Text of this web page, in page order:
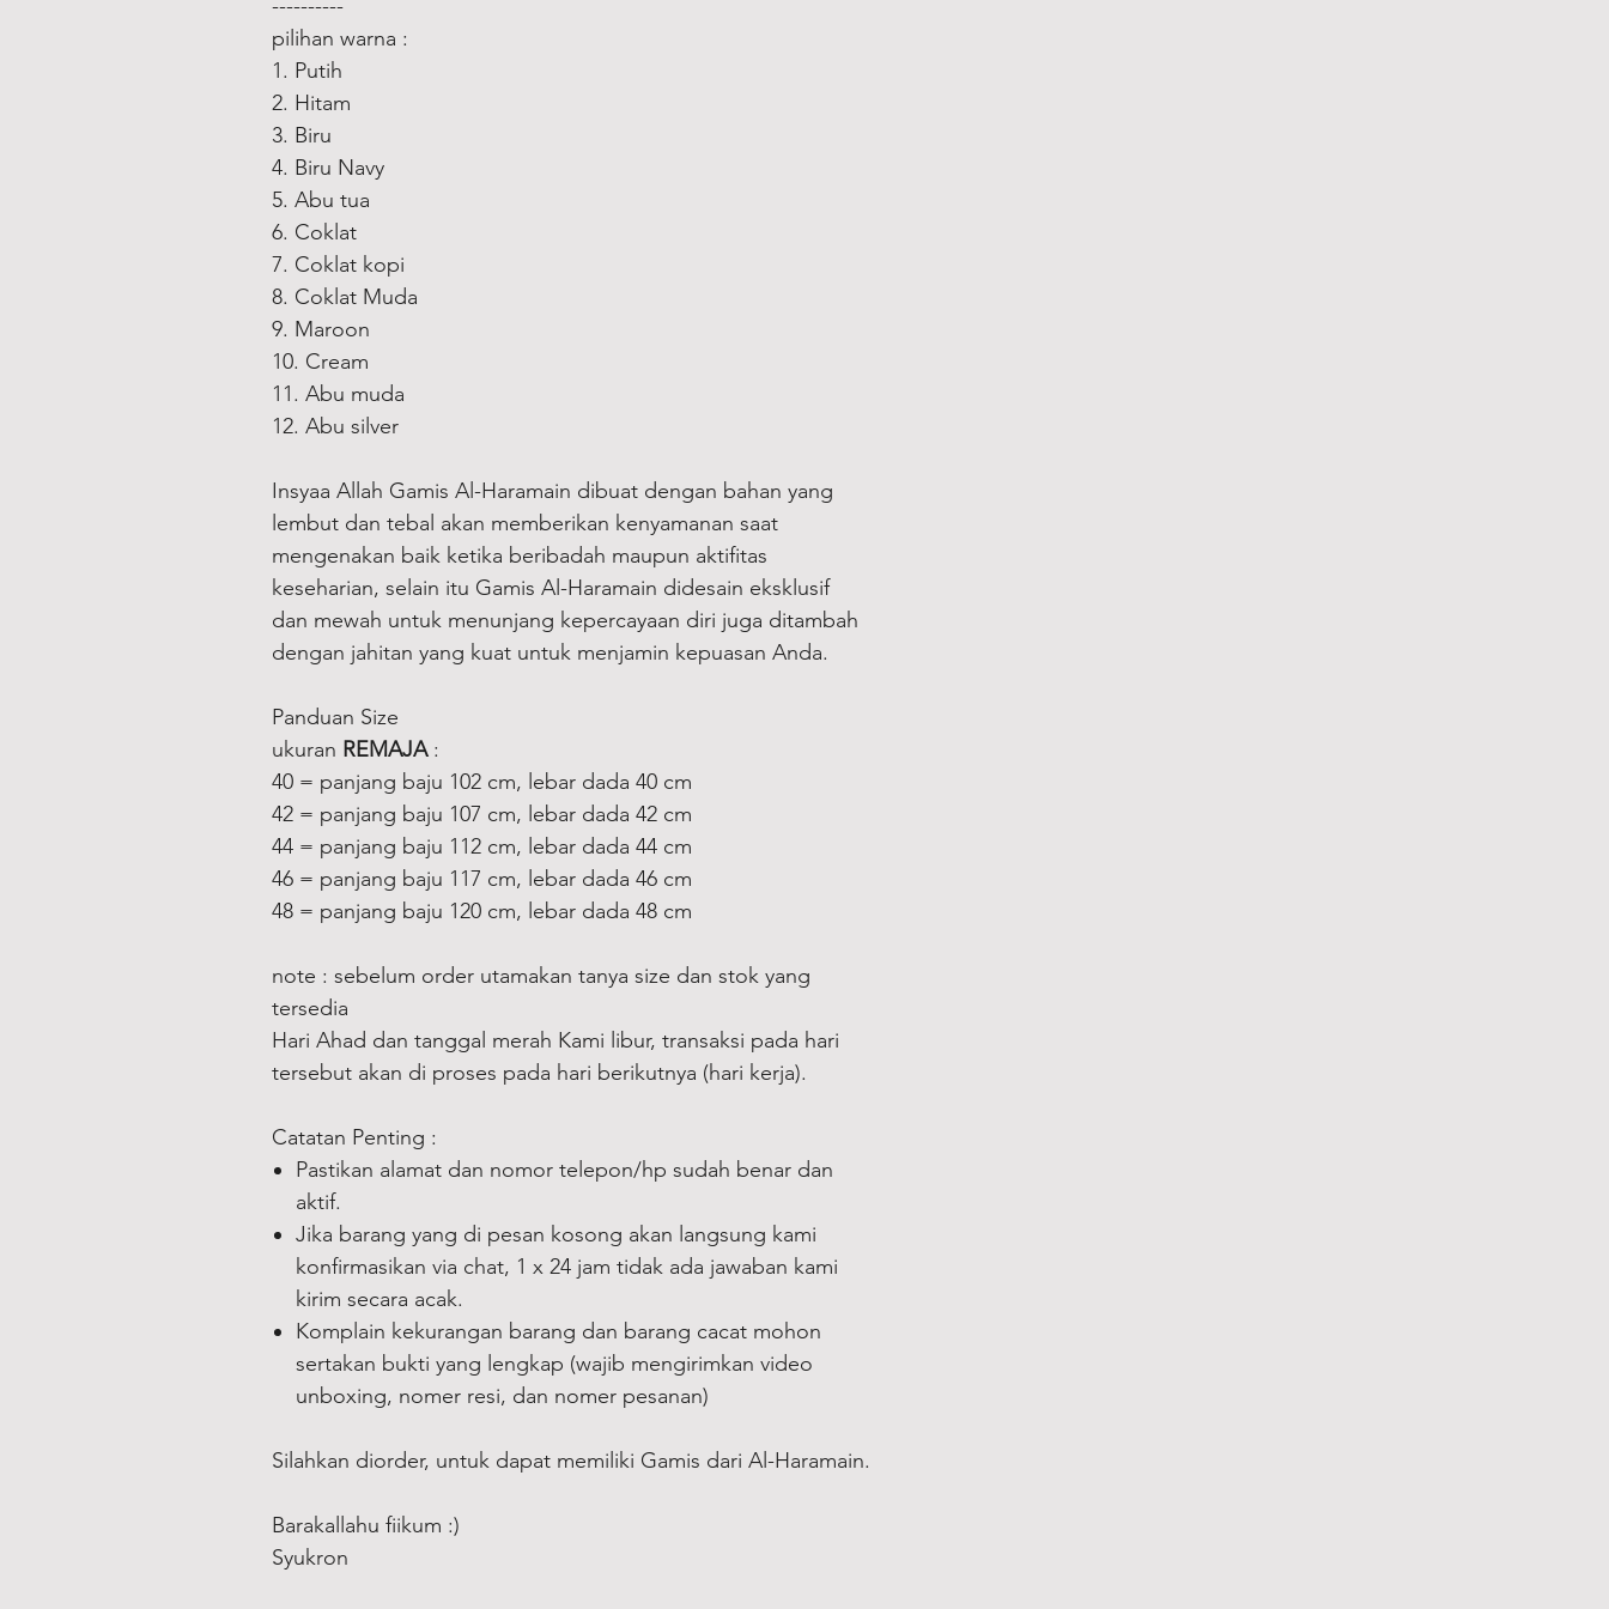
----------
pilihan warna :
1. Putih
2. Hitam
3. Biru
4. Biru Navy
5. Abu tua
6. Coklat
7. Coklat kopi
8. Coklat Muda
9. Maroon
10. Cream
11. Abu muda
12. Abu silver
Insyaa Allah Gamis Al-Haramain dibuat dengan bahan yang
lembut dan tebal akan memberikan kenyamanan saat
mengenakan baik ketika beribadah maupun aktifitas
keseharian, selain itu Gamis Al-Haramain didesain eksklusif
dan mewah untuk menunjang kepercayaan diri juga ditambah
dengan jahitan yang kuat untuk menjamin kepuasan Anda.
Panduan Size
ukuran REMAJA:
40 = panjang baju 102 cm, lebar dada 40 cm
42 = panjang baju 107 cm, lebar dada 42 cm
44 = panjang baju 112 cm, lebar dada 44 cm
46 = panjang baju 117 cm, lebar dada 46 cm
48 = panjang baju 120 cm, lebar dada 48 cm
note : sebelum order utamakan tanya size dan stok yang
tersedia
Hari Ahad dan tanggal merah Kami libur, transaksi pada hari
tersebut akan di proses pada hari berikutnya (hari kerja).
Catatan Penting :
Pastikan alamat dan nomor telepon/hp sudah benar dan
aktif.
Jika barang yang di pesan kosong akan langsung kami
konfirmasikan via chat, 1 x 24 jam tidak ada jawaban kami
kirim secara acak.
Komplain kekurangan barang dan barang cacat mohon
sertakan bukti yang lengkap (wajib mengirimkan video
unboxing, nomer resi, dan nomer pesanan)
Silahkan diorder, untuk dapat memiliki Gamis dari Al-Haramain.
Barakallahu fiikum :)
Syukron